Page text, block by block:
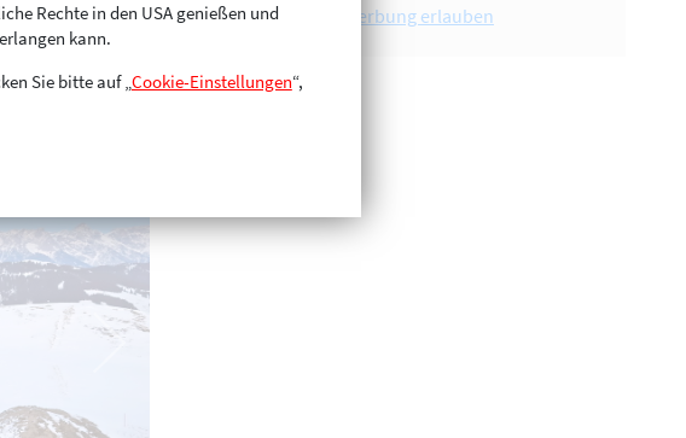
Werbung erlauben
Rechte in den USA genießen und
kann.
Sie bitte auf „Cookie-Einstellungen“,